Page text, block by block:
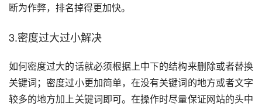
断为作弊，排名掉得更加快。
3.密度过大过小解决
如何密度过大的话就必须根据上中下的结构来删除或者替换
关键词；密度过小更加简单，在没有关键词的地方或者文字
较多的地方加上关键词即可。在操作时尽量保证网站的头中